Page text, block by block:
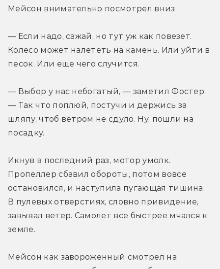
Мейсон внимательно посмотрел вниз:
— Если надо, сажай, но тут уж как повезет.
Колесо может налететь на камень. Или уйти в
песок. Или еще чего случится.
— Выбор у нас небогатый, — заметил Фостер.
— Так что поплюй, постучи и держись за
шляпу, чтоб ветром не сдуло. Ну, пошли на
посадку.
Икнув в последний раз, мотор умолк.
Пропеллер сбавил обороты, потом вовсе
остановился, и наступила пугающая тишина.
В пулевых отверстиях, словно привидение,
завывал ветер. Самолет все быстрее мчался к
земле.
Мейсон как завороженный смотрел на